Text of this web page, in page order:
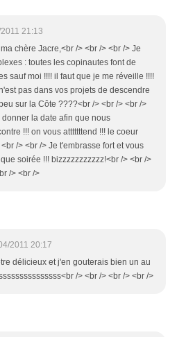
21:13
chère Jacre,<br /> <br /> <br /> Je
: toutes les copinautes font de
sauf moi !!!! il faut que je me réveille !!!!
pas dans vos projets de descendre
sur la Côte ????<br /> <br /> <br />
la date afin que nous
!!! on vous atttttttend !!! le coeur
/> <br /> Je t'embrasse fort et vous
soirée !!! bizzzzzzzzzzz!<br /> <br />
/> <br />
2011 20:17
délicieux et j'en gouterais bien un au
/> <br /> <br /> <br />